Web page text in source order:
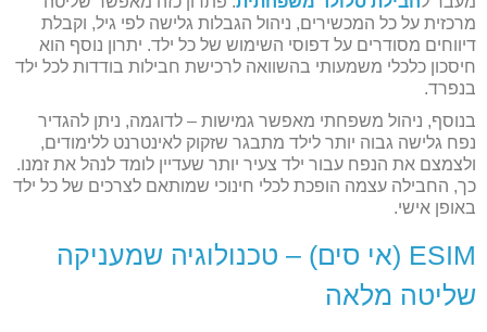
מרכזית על כל המכשירים, ניהול הגבלות גלישה לפי גיל, וקבלת
דיווחים מסודרים על דפוסי השימוש של כל ילד. יתרון נוסף הוא
חיסכון כלכלי משמעותי בהשוואה לרכישת חבילות בודדות לכל ילד
בנפרד.
בנוסף, ניהול משפחתי מאפשר גמישות – לדוגמה, ניתן להגדיר
נפח גלישה גבוה יותר לילד מתבגר שזקוק לאינטרנט ללימודים,
ולצמצם את הנפח עבור ילד צעיר יותר שעדיין לומד לנהל את זמנו.
כך, החבילה עצמה הופכת לכלי חינוכי שמותאם לצרכים של כל ילד
באופן אישי.
ESIM (אי סים) – טכנולוגיה שמעניקה
שליטה מלאה